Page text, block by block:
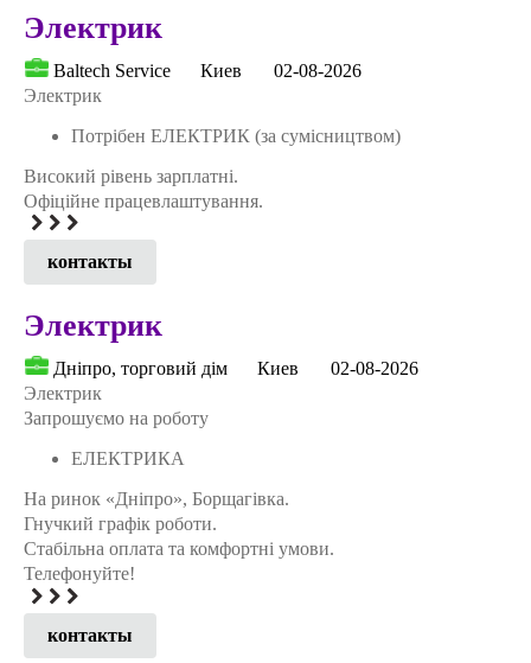
Электрик
Baltech Service Киев
02-08-2026
Электрик
Потрібен ЕЛЕКТРИК (за сумісництвом)
Високий рівень зарплатні.
Офіційне працевлаштування.
контакты
Электрик
Дніпро, торговий дім Киев
02-08-2026
Электрик
Запрошуємо на роботу
ЕЛЕКТРИКА
На ринок «Дніпро», Борщагівка.
Гнучкий графік роботи.
Стабільна оплата та комфортні умови.
Телефонуйте!
контакты